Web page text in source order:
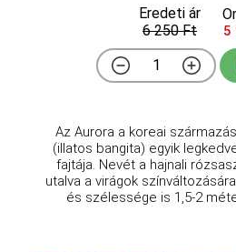
Eredeti ár
6 250 Ft
5
Az Aurora a koreai
(illatos bangita) egyik
fajtája. Nevét a hajnali
utalva a virágok
és szélessége is 1,5-2